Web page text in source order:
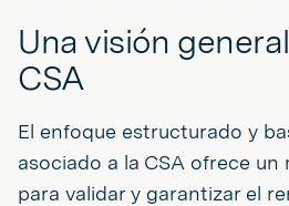
Una visión
CSA
El enfoque estructurado y
asociado a la CSA ofrece
para validar y garantizar el